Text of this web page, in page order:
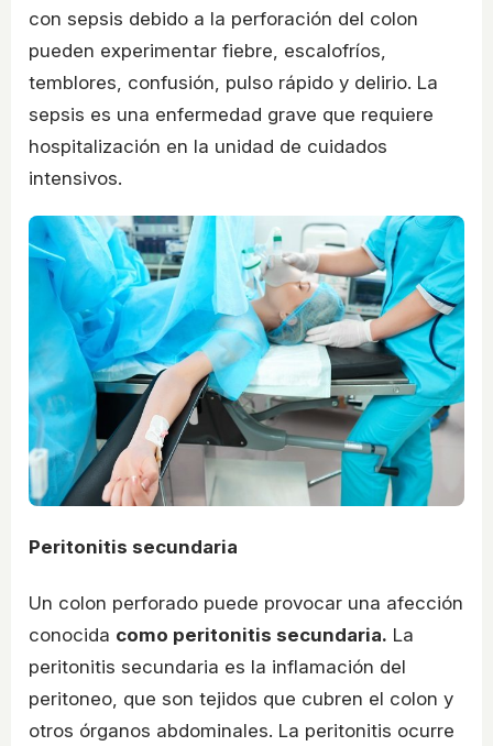
con sepsis debido a la perforación del colon
pueden experimentar fiebre, escalofríos,
temblores, confusión, pulso rápido y delirio. La
sepsis es una enfermedad grave que requiere
hospitalización en la unidad de cuidados
intensivos.
Peritonitis secundaria
Un colon perforado puede provocar una afección
conocida como peritonitis secundaria. La
peritonitis secundaria es la inflamación del
peritoneo, que son tejidos que cubren el colon y
otros órganos abdominales. La peritonitis ocurre